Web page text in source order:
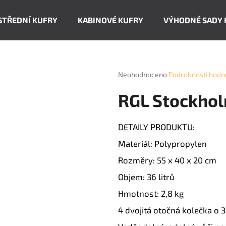
KUFRY KABINOVÉ KUFRY VÝHODNÉ SADY
Průměrné
produktu
je
5
hvězdiček.
Neohodnoceno Podrobnosti
RGL
DETAILY PRODUKTU:
Materiál: Polypropylen
Rozměry: 55 x 40 x 20 cm
Objem: 36 litrů
Hmotnost: 2,8 kg
4 dvojitá otočná kolečka o
HLEDAT